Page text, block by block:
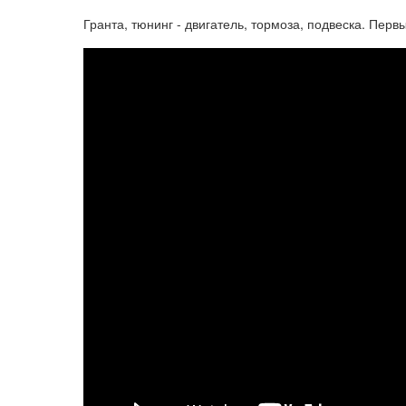
Гранта, тюнинг - двигатель, тормоза, подвеска.